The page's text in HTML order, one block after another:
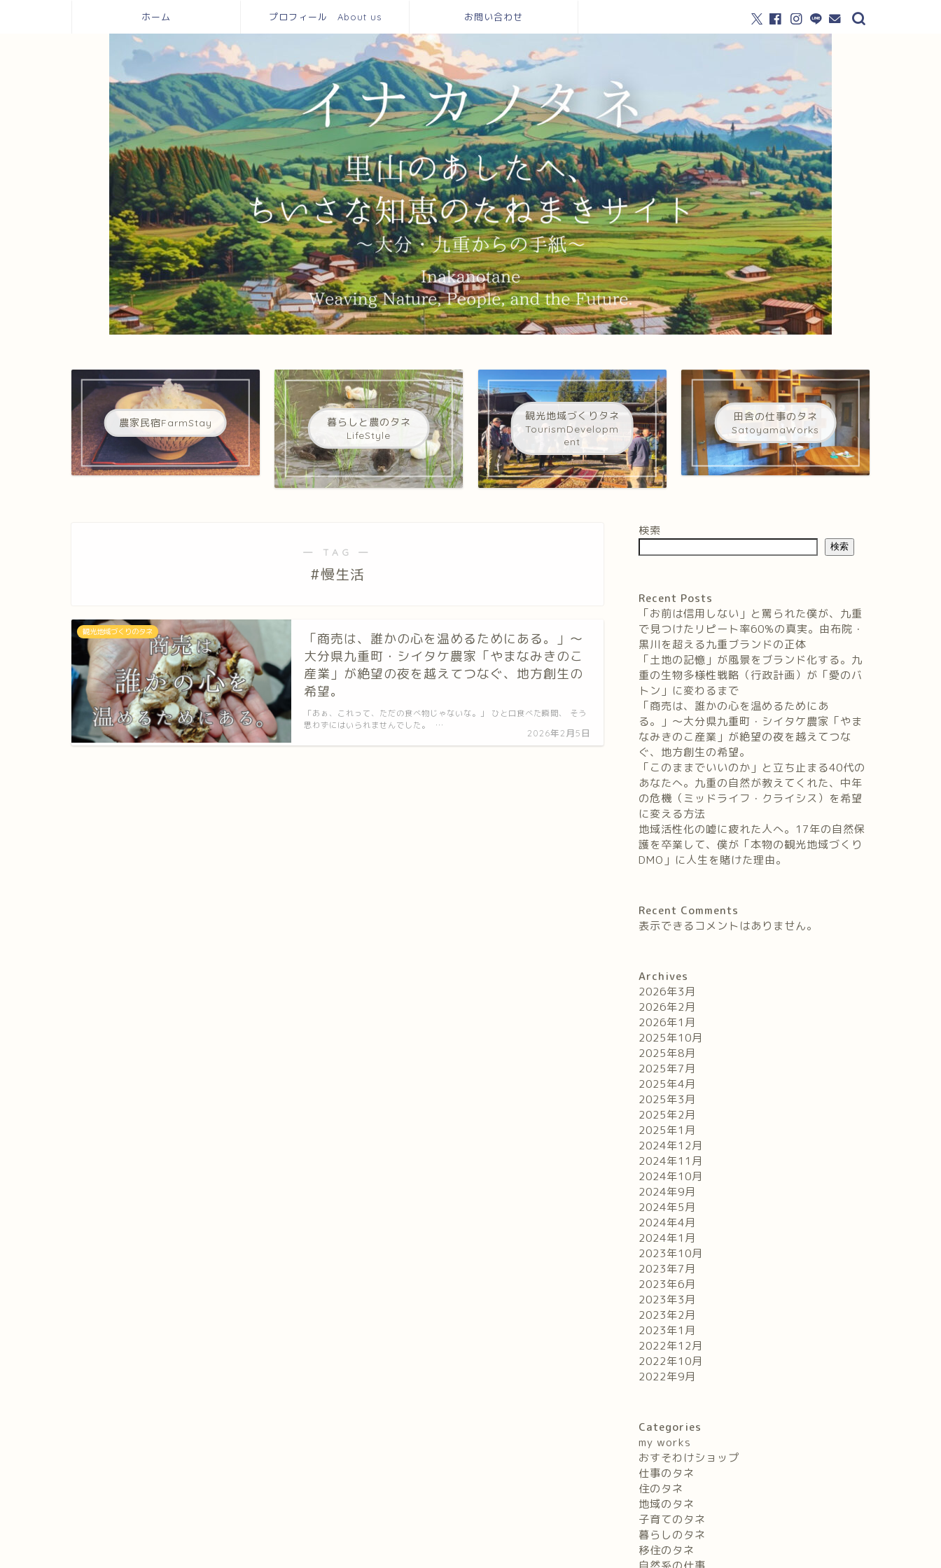
ホーム プロフィール About us お問い合わせ
農家民宿FarmStay
暮らしと農のタネ
LifeStyle
観光地域づくりタネ
TourismDevelopm
ent
田舎の仕事のタネ
SatoyamaWorks
― TAG ―
#慢生活
観光地域づくりのタネ
「商売は、誰かの心を温めるためにある。」〜
大分県九重町・シイタケ農家「やまなみきのこ
産業」が絶望の夜を越えてつなぐ、地方創生の
希望。
2026年2月5日
「あぁ、これって、ただの食べ物じゃないな。」 ひと口食べた瞬間、 そう
思わずにはいられませんでした。 …
検索
検索
Recent Posts
「お前は信用しない」と罵られた僕が、九重
で見つけたリピート率60%の真実。由布院・
黒川を超える九重ブランドの正体
「土地の記憶」が風景をブランド化する。九
重の生物多様性戦略（行政計画）が「愛のバ
トン」に変わるまで
「商売は、誰かの心を温めるためにあ
る。」〜大分県九重町・シイタケ農家「やま
なみきのこ産業」が絶望の夜を越えてつな
ぐ、地方創生の希望。
「このままでいいのか」と立ち止まる40代の
あなたへ。九重の自然が教えてくれた、中年
の危機（ミッドライフ・クライシス）を希望
に変える方法
地域活性化の嘘に疲れた人へ。17年の自然保
護を卒業して、僕が「本物の観光地域づくり
DMO」に人生を賭けた理由。
Recent Comments
表示できるコメントはありません。
Archives
2026年3月
2026年2月
2026年1月
2025年10月
2025年8月
2025年7月
2025年4月
2025年3月
2025年2月
2025年1月
2024年12月
2024年11月
2024年10月
2024年9月
2024年5月
2024年4月
2024年1月
2023年10月
2023年7月
2023年6月
2023年3月
2023年2月
2023年1月
2022年12月
2022年10月
2022年9月
Categories
my works
おすそわけショップ
仕事のタネ
住のタネ
地域のタネ
子育てのタネ
暮らしのタネ
移住のタネ